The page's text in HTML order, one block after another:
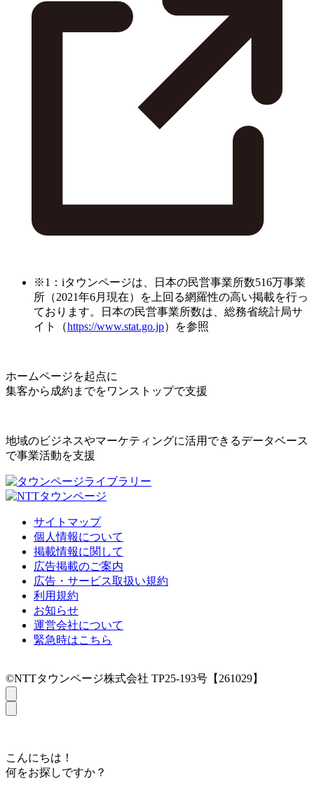
※1：iタウンページは、日本の民営事業所数516万事業
所（2021年6月現在）を上回る網羅性の高い掲載を行っ
ております。日本の民営事業所数は、総務省統計局サ
イト（https://www.stat.go.jp）を参照
ホームページを起点に
集客から成約までをワンストップで支援
地域のビジネスやマーケティングに活用できるデータベース
で事業活動を支援
サイトマップ
個人情報について
掲載情報に関して
広告掲載のご案内
広告・サービス取扱い規約
利用規約
お知らせ
運営会社について
緊急時はこちら
©NTTタウンページ株式会社 TP25-193号【261029】
こんにちは！
何をお探しですか？